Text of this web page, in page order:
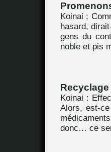
Koinai :
hasard,
gens du
noble et pis
Koinai :
Alors, est-
donc… ce